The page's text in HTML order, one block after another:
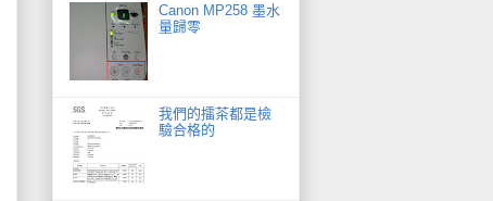
Canon MP258 墨水
量歸零
我們的擂茶都是檢
驗合格的